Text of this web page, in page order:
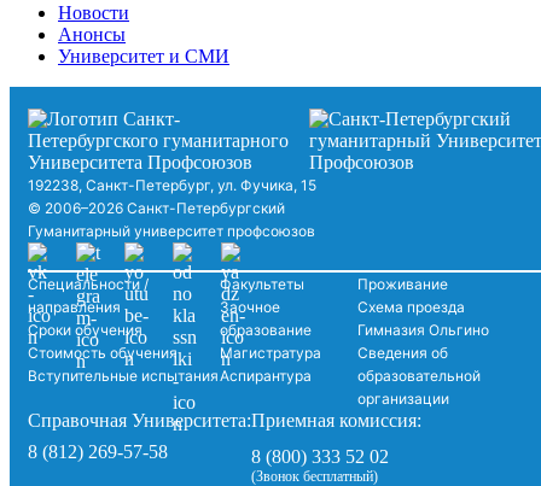
Новости
Анонсы
Университет и СМИ
192238, Санкт-Петербург, ул. Фучика, 15
© 2006–2026 Санкт-Петербургский
Гуманитарный университет профсоюзов
Специальности /
направления
Сроки обучения
Стоимость обучения
Вступительные испытания
Факультеты
Заочное
образование
Магистратура
Аспирантура
Проживание
Схема проезда
Гимназия Ольгино
Сведения об
образовательной
организации
Справочная Университета:
8 (812) 269-57-58
Приемная комиссия:
8 (800) 333 52 02
(Звонок бесплатный)